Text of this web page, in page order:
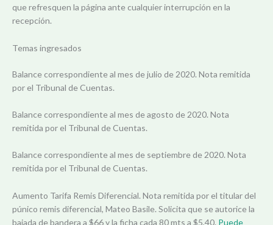
que refresquen la página ante cualquier interrupción en la
recepción.
Temas ingresados
Balance correspondiente al mes de julio de 2020. Nota remitida
por el Tribunal de Cuentas.
Balance correspondiente al mes de agosto de 2020. Nota
remitida por el Tribunal de Cuentas.
Balance correspondiente al mes de septiembre de 2020. Nota
remitida por el Tribunal de Cuentas.
Aumento Tarifa Remis Diferencial. Nota remitida por el titular del
púnico remis diferencial, Mateo Basile. Solicita que se autorice la
bajada de bandera a $66 y la ficha cada 80 mts a $5,40. Puede